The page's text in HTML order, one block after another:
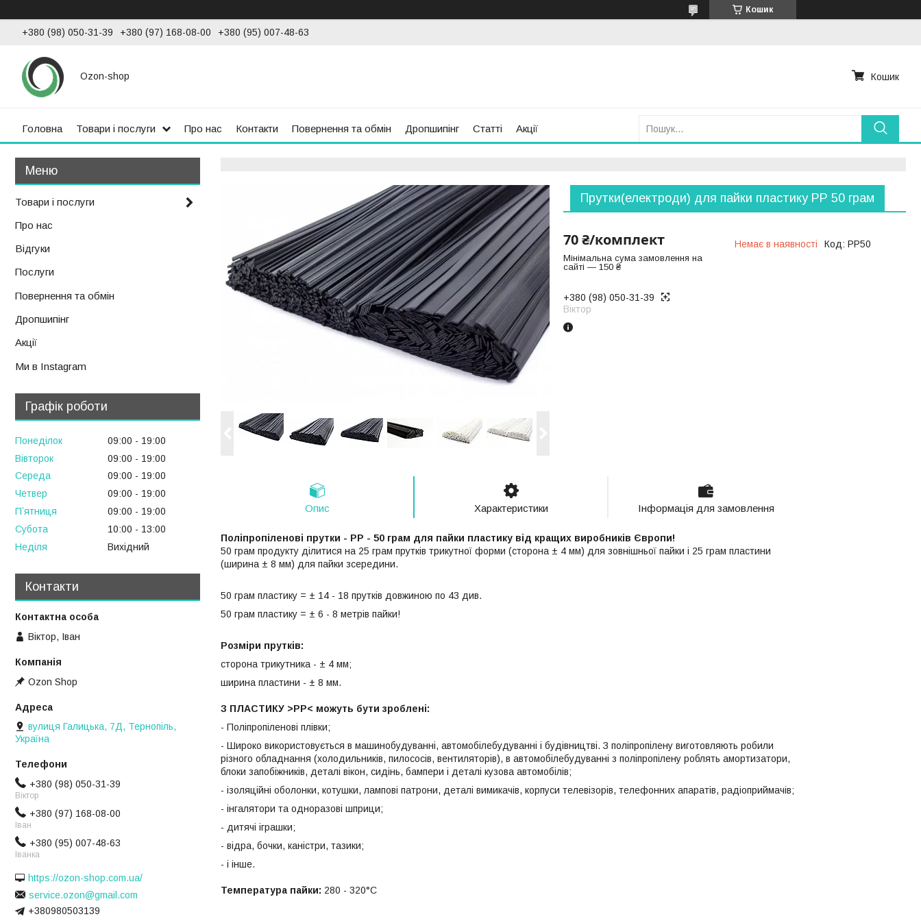
Кошик
+380 (98) 050-31-39 +380 (97) 168-08-00 +380 (95) 007-48-63
Ozon-shop Кошик
Головна Товари і послуги Про нас Контакти Повернення та обмін Дропшипінг Статті Акції
Прутки(електроди) для пайки пластику PP 50 грам
70 ₴/комплект
Мінімальна сума замовлення на
сайті — 150 ₴
Немає в наявності Код: РР50
+380 (98) 050-31-39
Віктор
Опис Характеристики Інформація для замовлення
Поліпропіленові прутки - РР - 50 грам для пайки пластику від кращих виробників Європи!
50 грам продукту ділитися на 25 грам прутків трикутної форми (сторона ± 4 мм) для зовнішньої пайки і 25 грам пластини
(ширина ± 8 мм) для пайки зсередини.
50 грам пластику = ± 14 - 18 прутків довжиною по 43 див.
50 грам пластику = ± 6 - 8 метрів пайки!
Розміри прутків:
сторона трикутника - ± 4 мм;
ширина пластини - ± 8 мм.
З ПЛАСТИКУ >PP< можуть бути зроблені:
- Поліпропіленові плівки;
- Широко використовується в машинобудуванні, автомобілебудуванні і будівництві. З поліпропілену виготовляють робили
різного обладнання (холодильників, пилососів, вентиляторів), в автомобілебудуванні з поліпропілену роблять амортизатори,
блоки запобіжників, деталі вікон, сидінь, бампери і деталі кузова автомобілів;
- ізоляційні оболонки, котушки, лампові патрони, деталі вимикачів, корпуси телевізорів, телефонних апаратів, радіоприймачів;
- інгалятори та одноразові шприци;
- дитячі іграшки;
- відра, бочки, каністри, тазики;
- і інше.
Температура пайки: 280 - 320°C
Товари і послуги
Про нас
Відгуки
Послуги
Повернення та обмін
Дропшипінг
Акції
Ми в Instagram
Графік роботи
Понеділок 09:00
19:00
Вівторок
09:00
19:00
Середа
09:00
19:00
Четвер
09:00
19:00
Пʼятниця
09:00
19:00
Субота
10:00
13:00
Неділя
Вихідний
Контакти
Віктор, Іван
Ozon Shop
вулиця Галицька, 7Д, Тернопіль,
Україна
+380 (98) 050-31-39
Віктор
+380 (97) 168-08-00
Іван
+380 (95) 007-48-63
Іванка
https://ozon-shop.com.ua/
service.ozon@gmail.com
+380980503139